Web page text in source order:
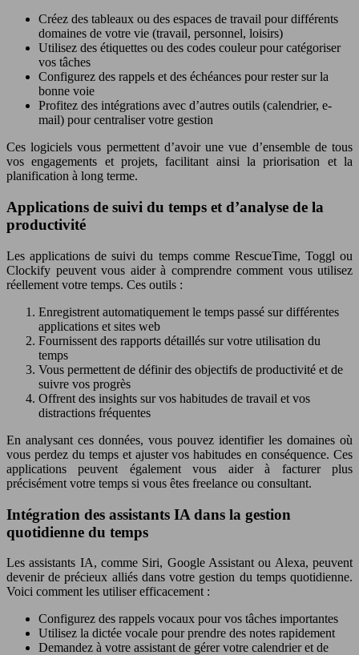
Créez des tableaux ou des espaces de travail pour différents
domaines de votre vie (travail, personnel, loisirs)
Utilisez des étiquettes ou des codes couleur pour catégoriser
vos tâches
Configurez des rappels et des échéances pour rester sur la
bonne voie
Profitez des intégrations avec d’autres outils (calendrier, e-
mail) pour centraliser votre gestion
Ces logiciels vous permettent d’avoir une vue d’ensemble de tous
vos engagements et projets, facilitant ainsi la priorisation et la
planification à long terme.
Applications de suivi du temps et d’analyse de la
productivité
Les applications de suivi du temps comme RescueTime, Toggl ou
Clockify peuvent vous aider à comprendre comment vous utilisez
réellement votre temps. Ces outils :
Enregistrent automatiquement le temps passé sur différentes
applications et sites web
Fournissent des rapports détaillés sur votre utilisation du
temps
Vous permettent de définir des objectifs de productivité et de
suivre vos progrès
Offrent des insights sur vos habitudes de travail et vos
distractions fréquentes
En analysant ces données, vous pouvez identifier les domaines où
vous perdez du temps et ajuster vos habitudes en conséquence. Ces
applications peuvent également vous aider à facturer plus
précisément votre temps si vous êtes freelance ou consultant.
Intégration des assistants IA dans la gestion
quotidienne du temps
Les assistants IA, comme Siri, Google Assistant ou Alexa, peuvent
devenir de précieux alliés dans votre gestion du temps quotidienne.
Voici comment les utiliser efficacement :
Configurez des rappels vocaux pour vos tâches importantes
Utilisez la dictée vocale pour prendre des notes rapidement
Demandez à votre assistant de gérer votre calendrier et de